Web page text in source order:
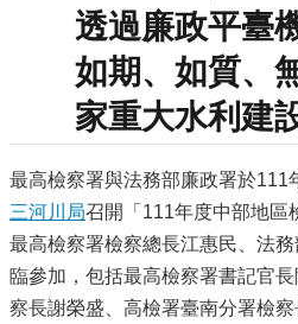
透過廉政平臺
如期、如質、
家重大水利建
最高檢察署與法務部廉政署於111
三河川局召開「111年度中部地區
最高檢察署檢察總長江惠民、法
臨參加，包括最高檢察署書記官
察長謝榮盛、高檢署臺南分署檢